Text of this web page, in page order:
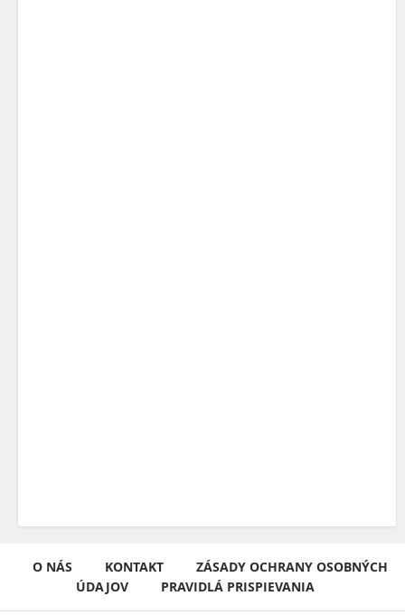
O NÁS KONTAKT
ZÁSADY OCHRANY OSOBNÝCH
ÚDAJOV
PRAVIDLÁ PRISPIEVANIA